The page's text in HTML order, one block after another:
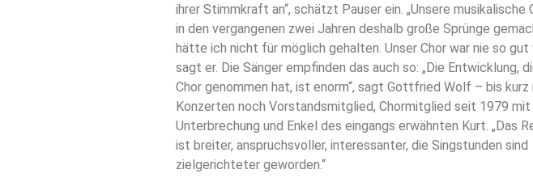
ihrer Stimmkraft an“, schätzt Pauser ein. „Unsere musikalische
in den vergangenen zwei Jahren deshalb große Sprünge
hätte ich nicht für möglich gehalten. Unser Chor war nie so gut
sagt er. Die Sänger empfinden das auch so: „Die Entwicklung,
Chor genommen hat, ist enorm“, sagt Gottfried Wolf – bis kurz
Konzerten noch Vorstandsmitglied, Chormitglied seit 1979 mit
Unterbrechung und Enkel des eingangs erwähnten Kurt. „Das
ist breiter, anspruchsvoller, interessanter, die Singstunden sind
zielgerichteter geworden.“